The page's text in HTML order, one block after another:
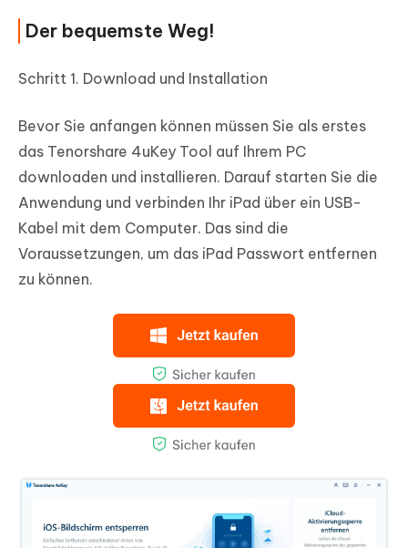
Der bequemste Weg!
Schritt 1. Download und Installation
Bevor Sie anfangen können müssen Sie als erstes
das Tenorshare 4uKey Tool auf Ihrem PC
downloaden und installieren. Darauf starten Sie die
Anwendung und verbinden Ihr iPad über ein USB-
Kabel mit dem Computer. Das sind die
Voraussetzungen, um das iPad Passwort entfernen
zu können.